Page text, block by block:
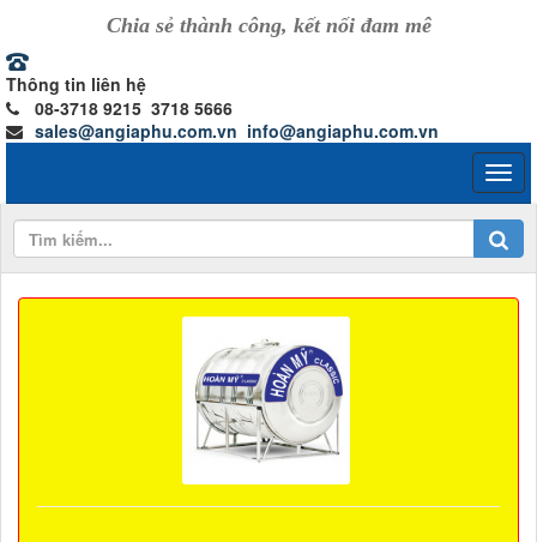
Chia sẻ thành công, kết nối đam mê
Thông tin liên hệ
08-3718 9215 3718 5666
sales@angiaphu.com.vn info@angiaphu.com.vn